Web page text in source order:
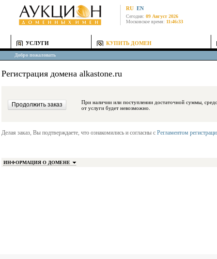
RU EN
Сегодня: 09 Август 2026
Московское время: 11:46:33
УСЛУГИ КУПИТЬ ДОМЕН
Добро пожаловать
Регистрация домена alkastone.ru
При наличии или поступлении достаточной суммы, средства будут
от услуги будет невозможно.
Делая заказ, Вы подтверждаете, что ознакомились и согласны с Регламентом
ИНФОРМАЦИЯ О ДОМЕНЕ